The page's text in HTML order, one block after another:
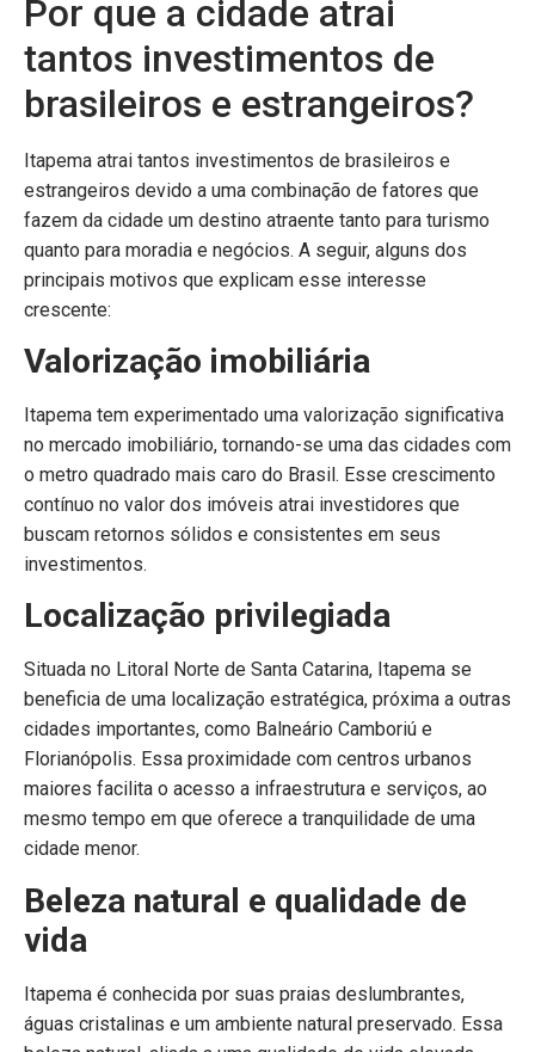
Por que a cidade atrai
tantos investimentos de
brasileiros e estrangeiros?
Itapema atrai tantos investimentos de brasileiros e
estrangeiros devido a uma combinação de fatores que
fazem da cidade um destino atraente tanto para turismo
quanto para moradia e negócios. A seguir, alguns dos
principais motivos que explicam esse interesse
crescente:
Valorização imobiliária
Itapema tem experimentado uma valorização significativa
no mercado imobiliário, tornando-se uma das cidades com
o metro quadrado mais caro do Brasil. Esse crescimento
contínuo no valor dos imóveis atrai investidores que
buscam retornos sólidos e consistentes em seus
investimentos.
Localização privilegiada
Situada no Litoral Norte de Santa Catarina, Itapema se
beneficia de uma localização estratégica, próxima a outras
cidades importantes, como Balneário Camboriú e
Florianópolis. Essa proximidade com centros urbanos
maiores facilita o acesso a infraestrutura e serviços, ao
mesmo tempo em que oferece a tranquilidade de uma
cidade menor.
Beleza natural e qualidade de
vida
Itapema é conhecida por suas praias deslumbrantes,
águas cristalinas e um ambiente natural preservado. Essa